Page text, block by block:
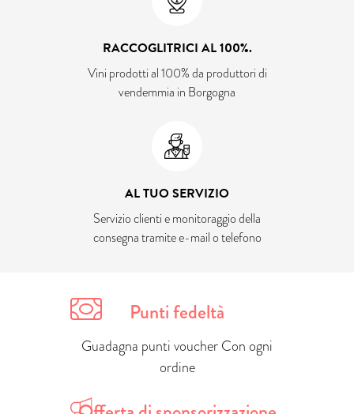
RACCOGLITRICI AL 100%.
Vini prodotti al 100% da produttori di
vendemmia in Borgogna
AL TUO SERVIZIO
Servizio clienti e monitoraggio della
consegna tramite e-mail o telefono
Punti fedeltà
Guadagna punti voucher Con ogni
ordine